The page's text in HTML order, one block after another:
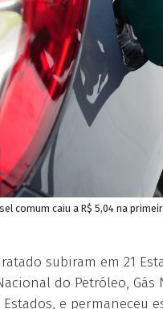
comum caiu a R$ 5,04 na
subiram em 21
do Petróleo,
e permaneceu